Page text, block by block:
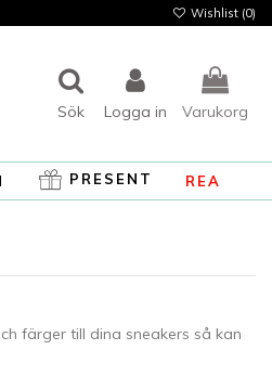
Wishlist (0)
Sök Logga in Varukorg
PRESENT REA
färger till dina sneakers så kan